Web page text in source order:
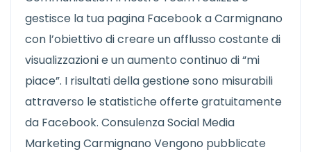
gestisce la tua pagina Facebook a Carmignano
con l’obiettivo di creare un afflusso costante di
visualizzazioni e un aumento continuo di “mi
piace”. I risultati della gestione sono misurabili
attraverso le statistiche offerte gratuitamente
da Facebook. Consulenza Social Media
Marketing Carmignano Vengono pubblicate